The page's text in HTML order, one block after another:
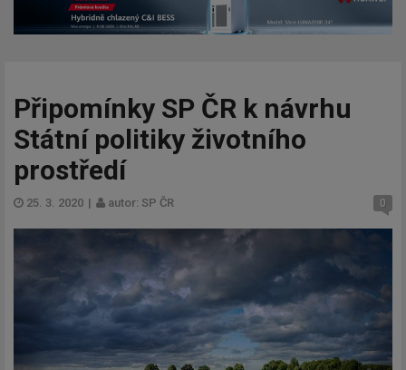
Připomínky SP ČR k návrhu
Státní politiky životního
prostředí
25. 3. 2020 | autor: SP ČR 0